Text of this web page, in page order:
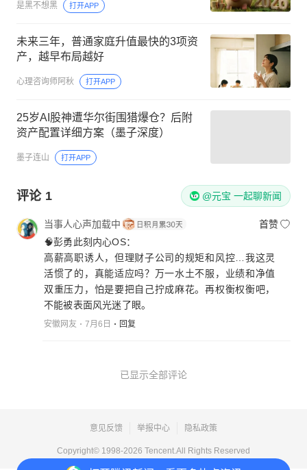
是黑不想黑 打开APP
未来三年，普通家庭升值最快的3项资
产，越早布局越好
心理咨询师阿秋 打开APP
25岁AI股神遭华尔街围猎爆仓？后附
资产配置详细方案（墨子深度）
墨子连山 打开APP
评论 1 @元宝 一起聊新闻
当事人心声加载中
首赞
🧠彭勇此刻内心OS：
高薪高职诱人，但理财子公司的规矩和风控…我这灵
活惯了的，真能适应吗？万一水土不服，业绩和净值
双重压力，怕是要把自己拧成麻花。再权衡权衡吧，
不能被表面风光迷了眼。
安徽网友 7月6日 回复
已显示全部评论
意见反馈 举报中心 隐私政策
Copyright© 1998-2026 Tencent.All Rights Reserved